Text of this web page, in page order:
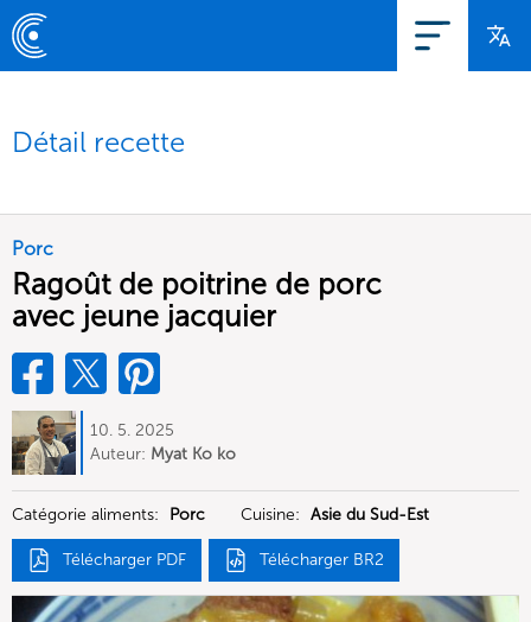
Détail recette
Porc
Ragoût de poitrine de porc
avec jeune jacquier
10. 5. 2025
Auteur: Myat Ko ko
Catégorie aliments: Porc Cuisine: Asie du Sud-Est
Télécharger PDF Télécharger BR2